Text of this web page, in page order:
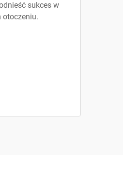
sukces w
otoczeniu.